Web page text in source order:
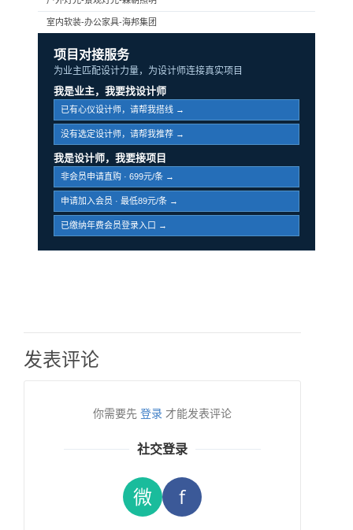
室内软装-办公家具-海邦集团
项目对接服务
为业主匹配设计力量，为设计师连接真实项目
我是业主，我要找设计师
已有心仪设计师，请帮我搭线 →
没有选定设计师，请帮我推荐 →
我是设计师，我要接项目
非会员申请直购 · 699元/条 →
申请加入会员 · 最低89元/条 →
已缴纳年费会员登录入口 →
发表评论
你需要先 登录 才能发表评论
社交登录
微 f